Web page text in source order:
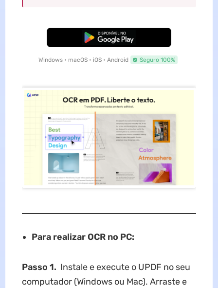
Baixar Grátis
Windows • macOS • iOS • Android Seguro 100%
Para realizar OCR no PC:
Passo 1. Instale e execute o UPDF no seu
computador (Windows ou Mac). Arraste e